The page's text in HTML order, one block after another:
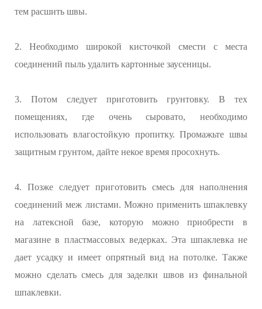
тем расшить швы.
2. Необходимо широкой кисточкой смести с места
соединений пыль удалить картонные заусеницы.
3. Потом следует приготовить грунтовку. В тех
помещениях, где очень сыровато, необходимо
использовать влагостойкую пропитку. Промажьте швы
защитным грунтом, дайте некое время просохнуть.
4. Позже следует приготовить смесь для наполнения
соединений меж листами. Можно применить шпаклевку
на латексной базе, которую можно приобрести в
магазине в пластмассовых ведерках. Эта шпаклевка не
дает усадку и имеет опрятный вид на потолке. Также
можно сделать смесь для заделки швов из финальной
шпаклевки.